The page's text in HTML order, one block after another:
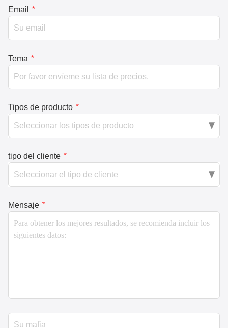
Email *
Tema *
Tipos de producto *
tipo del cliente *
Mensaje *